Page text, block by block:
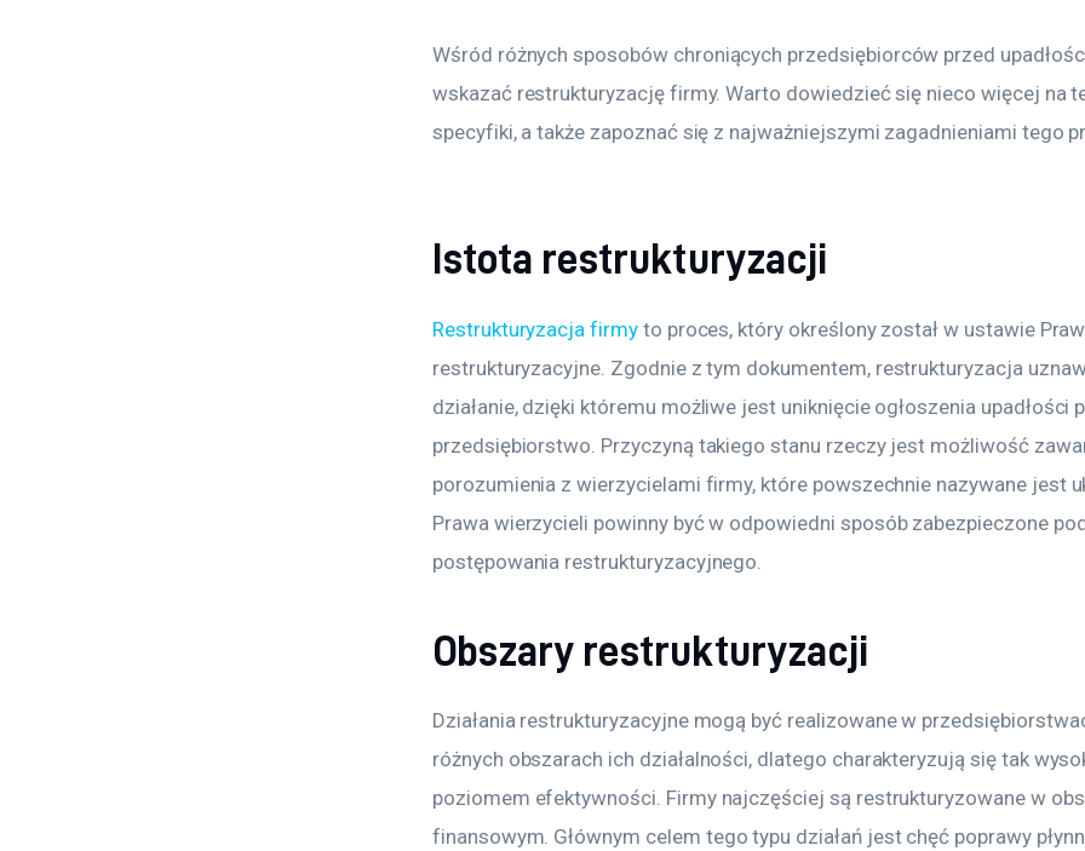
Wśród różnych sposobów chroniących przedsiębiorców przed
wskazać restrukturyzację firmy. Warto dowiedzieć się nieco więcej na
specyfiki, a także zapoznać się z najważniejszymi zagadnieniami tego
Istota restrukturyzacji
Restrukturyzacja firmy to proces, który określony został w ustawie
restrukturyzacyjne. Zgodnie z tym dokumentem, restrukturyzacja
działanie, dzięki któremu możliwe jest uniknięcie ogłoszenia upadłości
przedsiębiorstwo. Przyczyną takiego stanu rzeczy jest możliwość
porozumienia z wierzycielami firmy, które powszechnie nazywane jest
Prawa wierzycieli powinny być w odpowiedni sposób zabezpieczone
postępowania restrukturyzacyjnego.
Obszary restrukturyzacji
Działania restrukturyzacyjne mogą być realizowane w
różnych obszarach ich działalności, dlatego charakteryzują się tak
poziomem efektywności. Firmy najczęściej są restrukturyzowane w
finansowym. Głównym celem tego typu działań jest chęć poprawy